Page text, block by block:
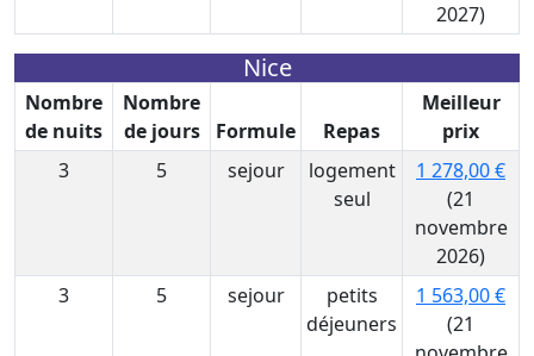
2027)
Nice
Nombre
de nuits
Nombre
de jours
Formule Repas
Meilleur
prix
3
5 sejour
logement
seul
1 278,00 €
(21
novembre
2026)
3
5 sejour
petits
déjeuners
1 563,00 €
(21